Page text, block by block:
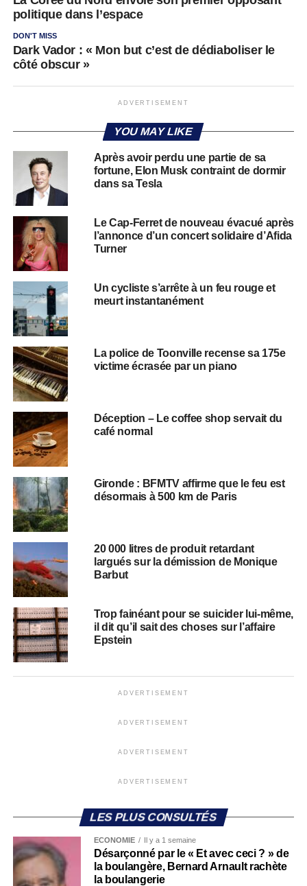
politique dans l’espace
DON'T MISS
Dark Vador : « Mon but c’est de dédiaboliser le
côté obscur »
ADVERTISEMENT
YOU MAY LIKE
Après avoir perdu une partie de sa
fortune, Elon Musk contraint de dormir
dans sa Tesla
Le Cap-Ferret de nouveau évacué après
l’annonce d’un concert solidaire d’Afida
Turner
Un cycliste s’arrête à un feu rouge et
meurt instantanément
La police de Toonville recense sa 175e
victime écrasée par un piano
Déception – Le coffee shop servait du
café normal
Gironde : BFMTV affirme que le feu est
désormais à 500 km de Paris
20 000 litres de produit retardant
largués sur la démission de Monique
Barbut
Trop fainéant pour se suicider lui-même,
il dit qu’il sait des choses sur l’affaire
Epstein
ADVERTISEMENT
ADVERTISEMENT
ADVERTISEMENT
ADVERTISEMENT
LES PLUS CONSULTÉS
ECONOMIE Il y a 1 semaine
Désarçonné par le « Et avec ceci ? » de
la boulangère, Bernard Arnault rachète
la boulangerie